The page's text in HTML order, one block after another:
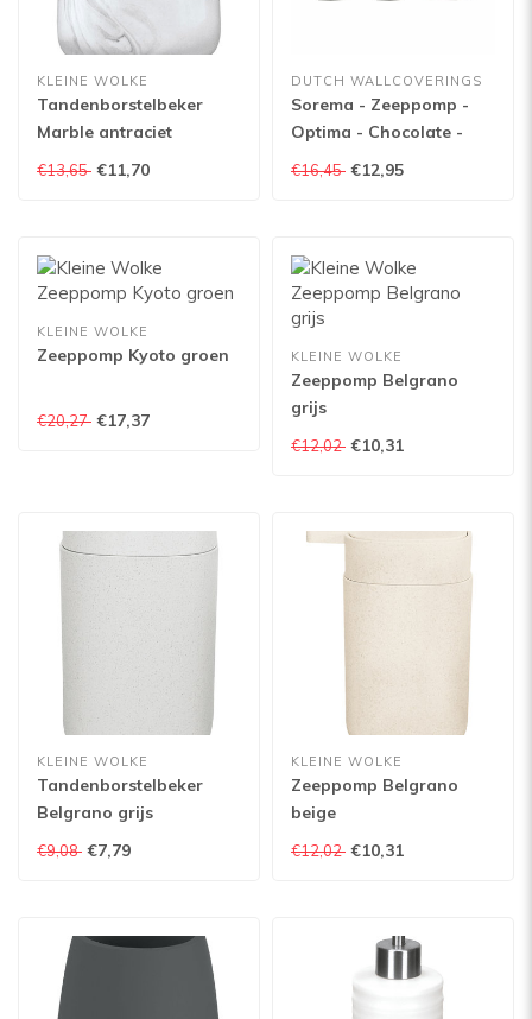
KLEINE WOLKE
Tandenborstelbeker
Marble antraciet
€13,65 €11,70
DUTCH WALLCOVERINGS
Sorema - Zeeppomp -
Optima - Chocolate -
Keramiek
€16,45 €12,95
KLEINE WOLKE
Zeeppomp Kyoto groen
€20,27 €17,37
KLEINE WOLKE
Zeeppomp Belgrano
grijs
€12,02 €10,31
KLEINE WOLKE
Tandenborstelbeker
Belgrano grijs
€9,08 €7,79
KLEINE WOLKE
Zeeppomp Belgrano
beige
€12,02 €10,31